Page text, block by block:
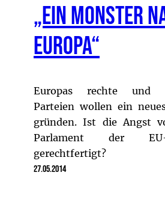
„Ein Monster
Europa“
Europas rechte und
Parteien wollen ein
gründen. Ist die Angst
Parlament der EU-
gerechtfertigt?
27.05.2014